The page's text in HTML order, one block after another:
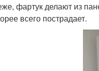
фартук делают из
всего пострадает.